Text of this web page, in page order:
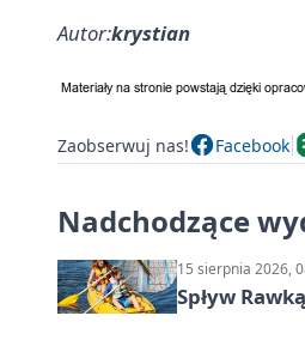
Autor:krystian
Zaobserwuj nas! Facebook
Nadchodzące
15 sierpnia 2026,
Spływ